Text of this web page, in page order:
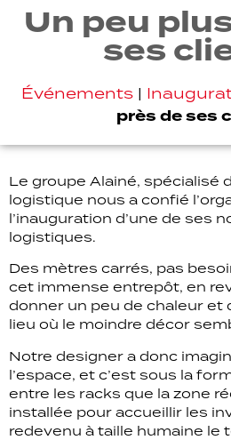
Un peu
ses
Événements |
près de ses
Le groupe Alainé, spécialisé
logistique nous a confié
l’inauguration d’une de ses
logistiques.
Des mètres carrés, pas
cet immense entrepôt, en
donner un peu de chaleur et
lieu où le moindre décor
Notre designer a donc
l’espace, et c’est sous la
entre les racks que la zone
installée pour accueillir les
redevenu à taille humaine le